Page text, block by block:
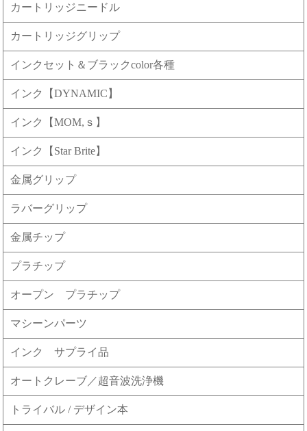
カートリッジニードル
カートリッジグリップ
インクセット＆ブラックcolor各種
インク【DYNAMIC】
インク【MOM,ｓ】
インク【Star Brite】
金属グリップ
ラバーグリップ
金属チップ
プラチップ
オープン プラチップ
マシーンパーツ
インク サプライ品
オートクレーブ／超音波洗浄機
トライバル / デザイン本